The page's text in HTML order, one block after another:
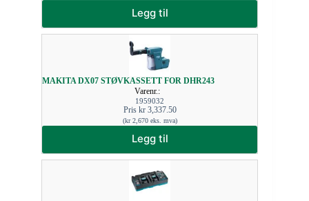
Legg til
MAKITA DX07 STØVKASSETT FOR DHR243
Varenr.:
1959032
Pris kr3,337.50
(kr2,670eks. mva)
Legg til